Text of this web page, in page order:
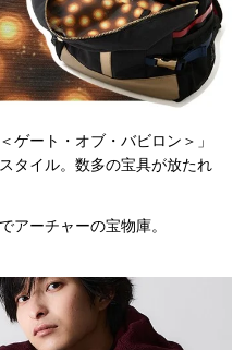
ゲート・オブ・バビロン＞」
タイル。数多の宝具が放たれ
アーチャーの宝物庫。